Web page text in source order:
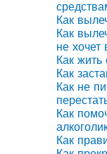
Как
Как
не хочет
Как жить
Как
Как не
Как
Как